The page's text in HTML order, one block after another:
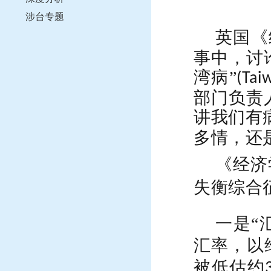
涉台专题
英国
事中，讨
湾病”
部门负责
讲我们有
多情，还
《经
失衡综合
一是“
汇率，以
被低估约